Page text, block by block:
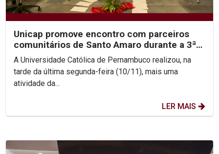
Unicap promove encontro com parceiros
comunitários de Santo Amaro durante a 3ª
Jornada de...
A Universidade Católica de Pernambuco realizou, na
tarde da última segunda-feira (10/11), mais uma
atividade da...
LER MAIS